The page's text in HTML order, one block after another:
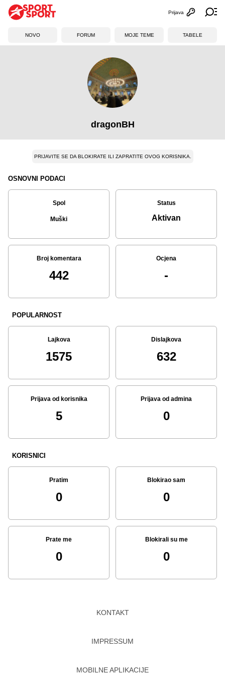
Otvori
Prijava
NOVO FORUM MOJE TEME TABELE
dragonBH
PRIJAVITE SE DA BLOKIRATE ILI ZAPRATITE OVOG KORISNIKA.
OSNOVNI PODACI
Spol
Muški
Status
Aktivan
Broj komentara
442
Ocjena
-
POPULARNOST
Lajkova
1575
Dislajkova
632
Prijava od korisnika
5
Prijava od admina
0
KORISNICI
Pratim
0
Blokirao sam
0
Prate me
0
Blokirali su me
0
KONTAKT
IMPRESSUM
MOBILNE APLIKACIJE